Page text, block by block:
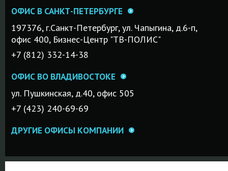
ОФИС В САНКТ-ПЕТЕРБУРГЕ
197376, г.Санкт-Петербург, ул. Чапыгина, д.6-п,
офис 400, Бизнес-Центр "ТВ-ПОЛИС"
+7 (812) 332-14-38
ОФИС ВО ВЛАДИВОСТОКЕ
ул. Пушкинская, д.40, офис 505
+7 (423) 240-69-69
ДРУГИЕ ОФИСЫ КОМПАНИИ